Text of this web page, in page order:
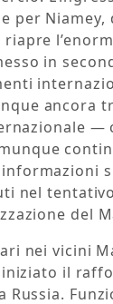
per Niamey,
in
ancora
—
nel
del
nei vicini
iniziato il
Russia.